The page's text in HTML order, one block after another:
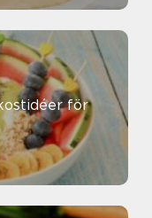
för